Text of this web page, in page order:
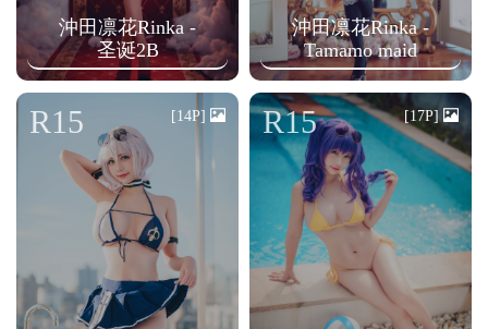
沖田凛花Rinka -
圣诞2B
沖田凛花Rinka -
Tamamo maid
R15 [14P] R15 [17P]